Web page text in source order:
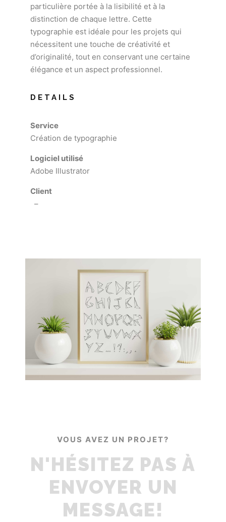
particulière portée à la lisibilité et à la
distinction de chaque lettre. Cette
typographie est idéale pour les projets qui
nécessitent une touche de créativité et
d’originalité, tout en conservant une certaine
élégance et un aspect professionnel.
DETAILS
Service
Création de typographie
Logiciel utilisé
Adobe Illustrator
Client
–
VOUS AVEZ UN PROJET?
N'HÉSITEZ PAS À
ENVOYER UN
MESSAGE!